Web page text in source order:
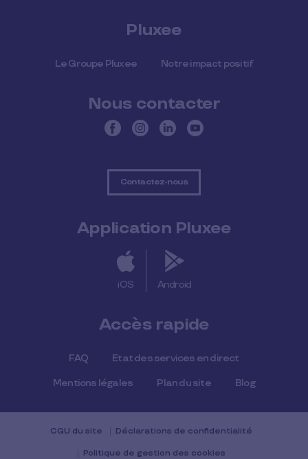
Pluxee
Le Groupe Pluxee Notre impact positif
Nous contacter
Contactez-nous
Application Pluxee
iOS Android
Accès rapide
FAQ Etat des services en direct
Mentions légales Plan du site Blog
CGU du site Déclarations de confidentialité
Politique de gestion des cookies